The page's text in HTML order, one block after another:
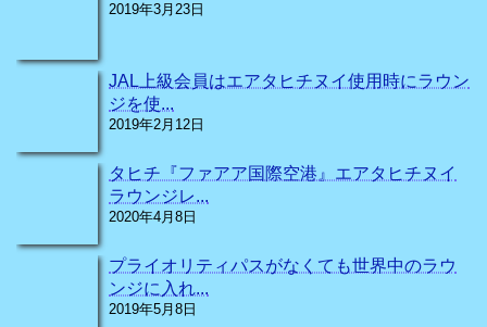
2019年3月23日
JAL上級会員はエアタヒチヌイ使用時にラウン
ジを使...
2019年2月12日
タヒチ『ファアア国際空港』エアタヒチヌイ
ラウンジレ...
2020年4月8日
プライオリティパスがなくても世界中のラウ
ンジに入れ...
2019年5月8日